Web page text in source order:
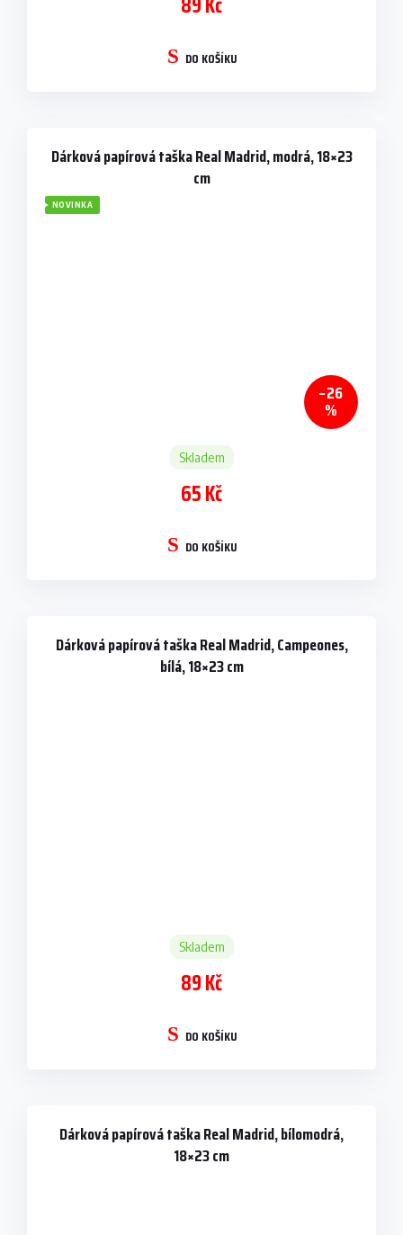
DO KOŠÍKU
Dárková papírová taška Real Madrid, modrá, 18×23
cm
NOVINKA
–26
%
Skladem
65 Kč
DO KOŠÍKU
Dárková papírová taška Real Madrid, Campeones,
bílá, 18×23 cm
Skladem
89 Kč
DO KOŠÍKU
Dárková papírová taška Real Madrid, bílomodrá,
18×23 cm